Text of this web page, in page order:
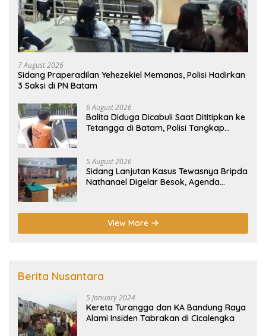
7 August 2026
Sidang Praperadilan Yehezekiel Memanas, Polisi Hadirkan
3 Saksi di PN Batam
6 August 2026
Balita Diduga Dicabuli Saat Dititipkan ke
Tetangga di Batam, Polisi Tangkap
5 August 2026
Sidang Lanjutan Kasus Tewasnya Bripda
Nathanael Digelar Besok, Agenda
View More
Berita Nusantara
5 January 2024
Kereta Turangga dan KA Bandung Raya
Alami Insiden Tabrakan di Cicalengka